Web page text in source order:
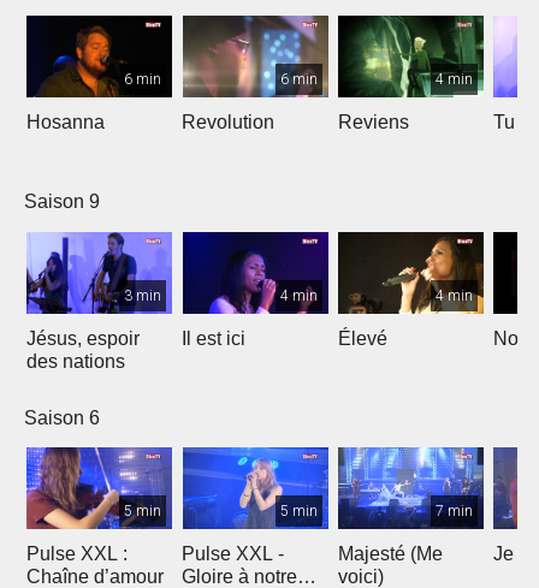
6 min
Hosanna
6 min
Revolution
4 min
Reviens Tu
Saison 9
3 min
Jésus, espoir
des nations
4 min
Il est ici
4 min
Élevé
Saison 6
5 min
Pulse XXL :
Chaîne d’amour
5 min
Pulse XXL -
Gloire à notre
7 min
Majesté (Me
voici)
Je te